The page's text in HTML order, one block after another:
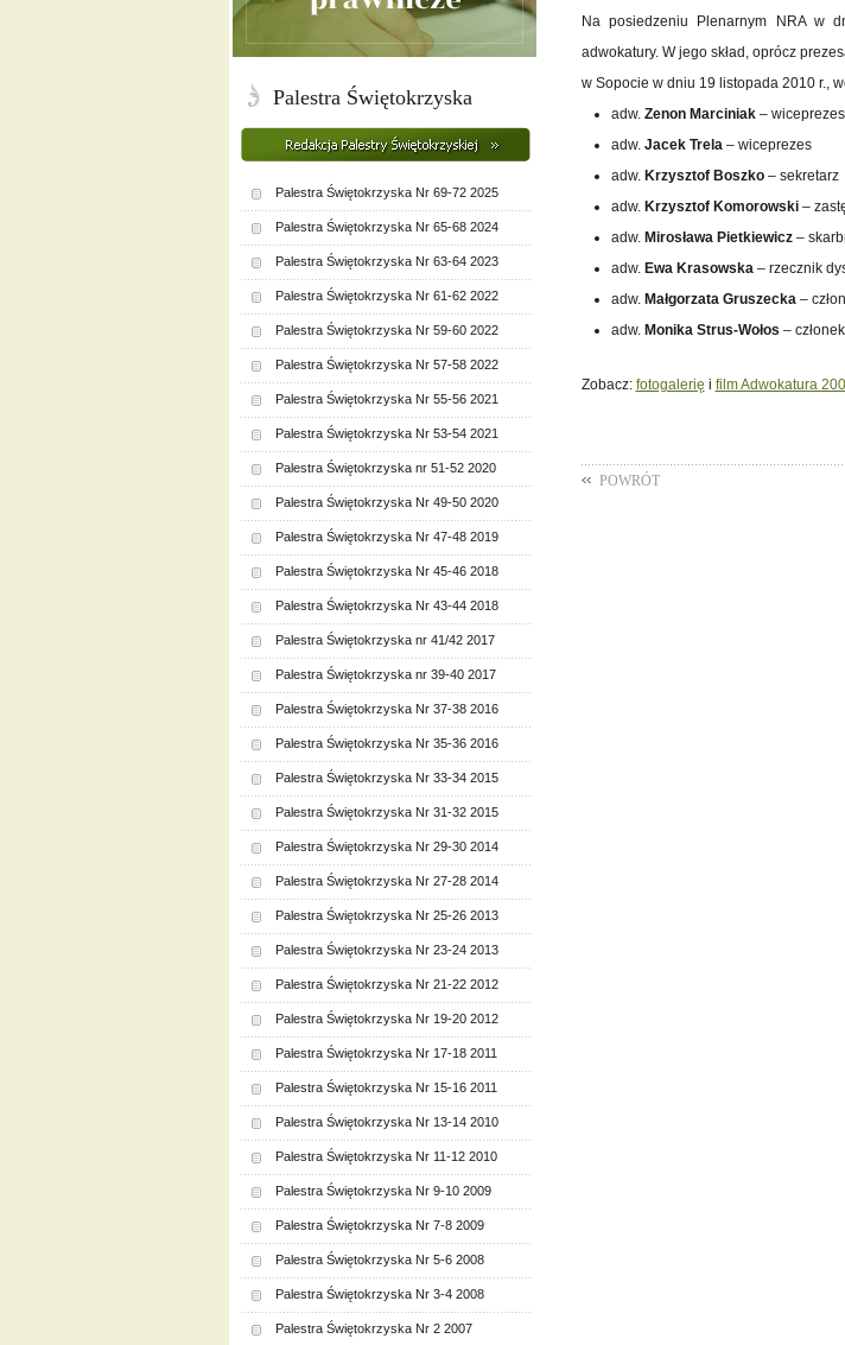
Na posiedzeniu Plenarnym NRA w
adwokatury. W jego skład, oprócz
w Sopocie w dniu 19 listopada 2010 r.,
adw. Zenon Marciniak – wiceprezes
adw. Jacek Trela– wiceprezes
adw. Krzysztof Boszko – sekretarz
adw. Krzysztof Komorowski –
adw.Mirosława Pietkiewicz–
adw. Ewa Krasowska – rzecznik
adw.Małgorzata Gruszecka–
adw. Monika Strus-Wołos –
Zobacz: fotogalerię i film Adwokatura
POWRÓT
Palestra Świętokrzyska
Palestra Świętokrzyska Nr 69-72 2025
Palestra Świętokrzyska Nr 65-68 2024
Palestra Świętokrzyska Nr 63-64 2023
Palestra Świętokrzyska Nr 61-62 2022
Palestra Świętokrzyska Nr 59-60 2022
Palestra Świętokrzyska Nr 57-58 2022
Palestra Świętokrzyska Nr 55-56 2021
Palestra Świętokrzyska Nr 53-54 2021
Palestra Świętokrzyska nr 51-52 2020
Palestra Świętokrzyska Nr 49-50 2020
Palestra Świętokrzyska Nr 47-48 2019
Palestra Świętokrzyska Nr 45-46 2018
Palestra Świętokrzyska Nr 43-44 2018
Palestra Świętokrzyska nr 41/42 2017
Palestra Świętokrzyska nr 39-40 2017
Palestra Świętokrzyska Nr 37-38 2016
Palestra Świętokrzyska Nr 35-36 2016
Palestra Świętokrzyska Nr 33-34 2015
Palestra Świętokrzyska Nr 31-32 2015
Palestra Świętokrzyska Nr 29-30 2014
Palestra Świętokrzyska Nr 27-28 2014
Palestra Świętokrzyska Nr 25-26 2013
Palestra Świętokrzyska Nr 23-24 2013
Palestra Świętokrzyska Nr 21-22 2012
Palestra Świętokrzyska Nr 19-20 2012
Palestra Świętokrzyska Nr 17-18 2011
Palestra Świętokrzyska Nr 15-16 2011
Palestra Świętokrzyska Nr 13-14 2010
Palestra Świętokrzyska Nr 11-12 2010
Palestra Świętokrzyska Nr 9-10 2009
Palestra Świętokrzyska Nr 7-8 2009
Palestra Świętokrzyska Nr 5-6 2008
Palestra Świętokrzyska Nr 3-4 2008
Palestra Świętokrzyska Nr 2 2007